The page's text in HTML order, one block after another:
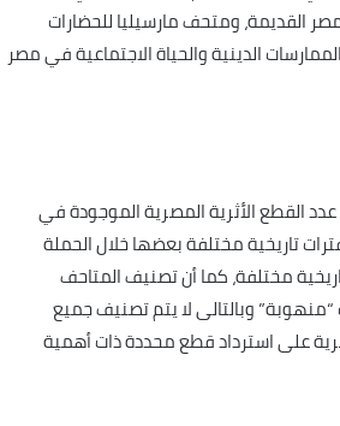
القديمة، ومتحف مارسيليا للحضارات
الدينية والحياة الاجتماعية في مصر
القطع الأثرية المصرية الموجودة في
تاريخية مختلفة بعضها خلال الحملة
مختلفة، كما أن تصنيف المتاحف
وبالتالى لا يتم تصنيف جميع
على استرداد قطع محددة ذات أهمية